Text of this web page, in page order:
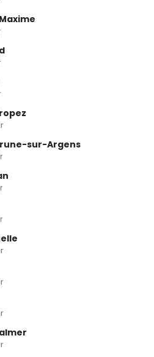
sur-Argens